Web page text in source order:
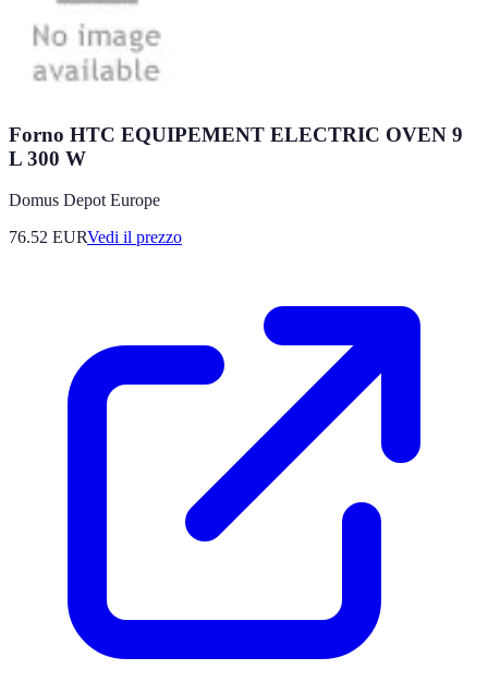
Forno HTC EQUIPEMENT ELECTRIC OVEN 9
L 300 W
Domus Depot Europe
76.52 EURVedi il prezzo